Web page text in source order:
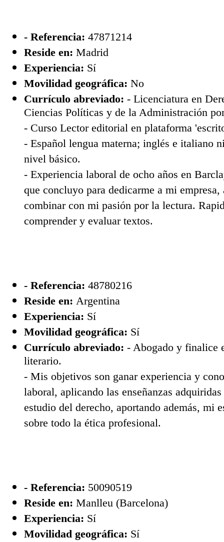
- Referencia: 47871214
Reside en: Madrid
Experiencia: Sí
Movilidad geográfica: No
Currículo abreviado: - Licenciatura en
Ciencias Políticas y de la Administración
- Curso Lector editorial en plataforma
- Español lengua materna; inglés e italiano
nivel básico.
- Experiencia laboral de ocho años en
que concluyo para dedicarme a mi
combinar con mi pasión por la lectura.
comprender y evaluar textos.
- Referencia: 48780216
Reside en: Argentina
Experiencia: Sí
Movilidad geográfica: Sí
Currículo abreviado: - Abogado y finalice
literario.
- Mis objetivos son ganar experiencia y
laboral, aplicando las enseñanzas
estudio del derecho, aportando además, mi
sobre todo la ética profesional.
- Referencia: 50090519
Reside en: Manlleu (Barcelona)
Experiencia: Sí
Movilidad geográfica: Sí